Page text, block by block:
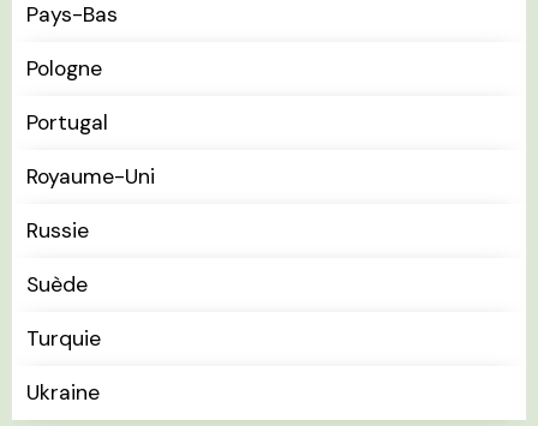
Pays-Bas
Pologne
Portugal
Royaume-Uni
Russie
Suède
Turquie
Ukraine